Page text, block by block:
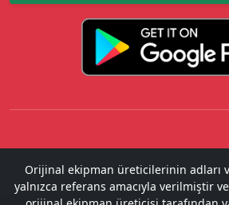
Orijinal ekipman üreticilerinin adları
yalnızca referans amacıyla verilmiştir